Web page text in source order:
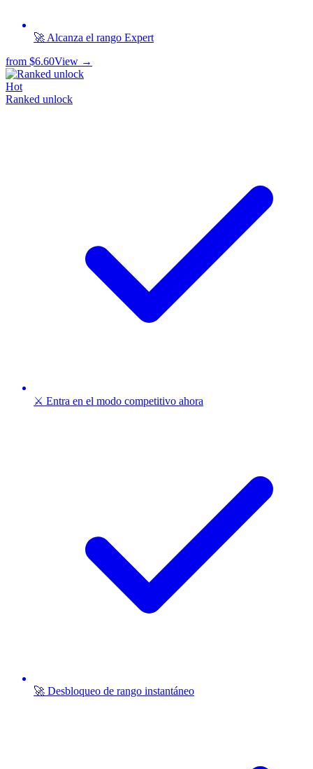
🚀 Alcanza el rango Expert
from $6.60View →
Hot
Ranked unlock
⚔️ Entra en el modo competitivo ahora
🚀 Desbloqueo de rango instantáneo